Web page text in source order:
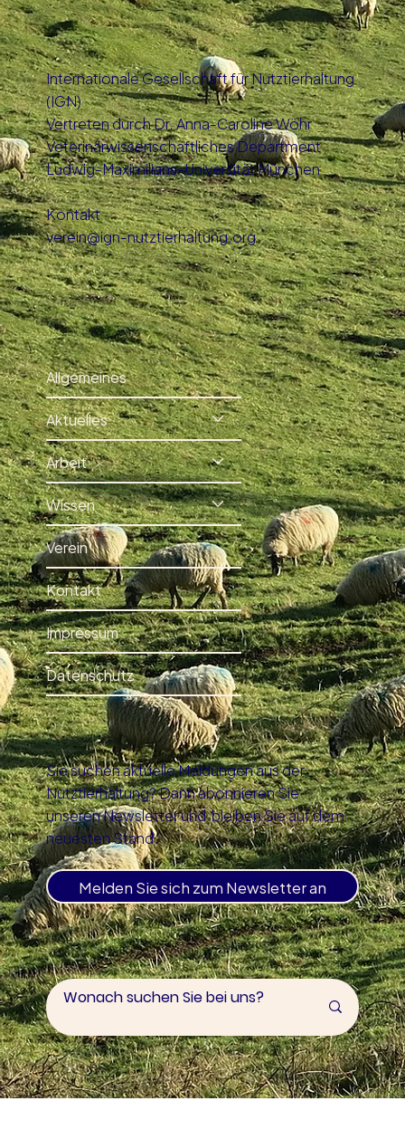
Tierschutz in der EU: Dänemark
bekommt Tierschutzministerium
Internationale Gesellschaft für Nutztierhaltung
(IGN)
Vertreten durch Dr. Anna-Caroline Wöhr
Veterinärwissenschaftliches Department
Ludwig-Maximilians-Universität München
Kontakt
verein@ign-nutztierhaltung.org
Allgemeines
Aktuelles
Arbeit
Wissen
Verein
Kontakt
Impressum
Datenschutz
Sie suchen aktuelle Meldungen aus der
Nutztierhaltung? Dann abonnieren Sie
unseren Newsletter und bleiben Sie auf dem
neuesten Stand.
Melden Sie sich zum Newsletter an